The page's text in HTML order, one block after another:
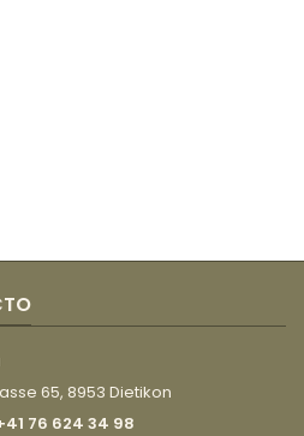
65, 8953 Dietikon
76 624 34 98